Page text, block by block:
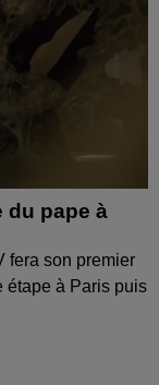
du pape à
fera son premier
étape à Paris puis